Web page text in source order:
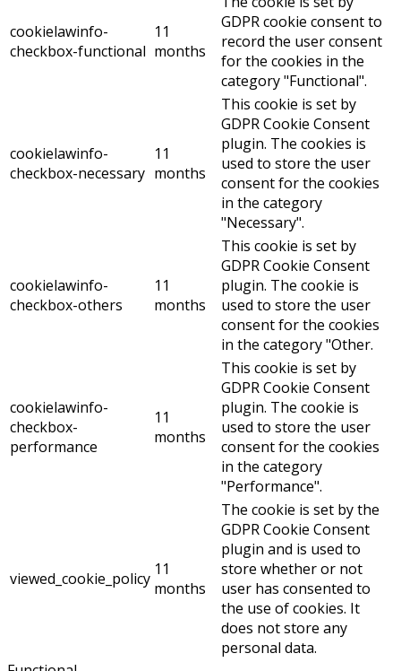
cookielawinfo-
checkbox-functional
11
months
GDPR cookie consent to
record the user consent
for the cookies in the
category "Functional".
cookielawinfo-
checkbox-necessary
11
months
This cookie is set by
GDPR Cookie Consent
plugin. The cookies is
used to store the user
consent for the cookies
in the category
"Necessary".
cookielawinfo-
checkbox-others
11
months
This cookie is set by
GDPR Cookie Consent
plugin. The cookie is
used to store the user
consent for the cookies
in the category "Other.
cookielawinfo-
checkbox-
performance
11
months
This cookie is set by
GDPR Cookie Consent
plugin. The cookie is
used to store the user
consent for the cookies
in the category
"Performance".
viewed_cookie_policy 11
months
The cookie is set by the
GDPR Cookie Consent
plugin and is used to
store whether or not
user has consented to
the use of cookies. It
does not store any
personal data.